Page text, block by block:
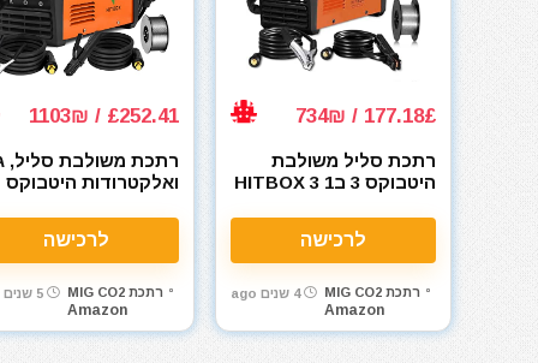
177.18£ / 734₪
רתכת סליל משולבת
היטבוקס 3 ב1 HITBOX 3
Welder Gasless 130A
לרכישה
רתכת MIG CO2
Amazon
4 שנים ago
£252.41 / 1103₪
רתכת משולבת סליל,
ואלקטרודות היטבוקס
220V Mini Inverter
לרכישה
רתכת MIG CO2
Amazon
5 שנים ago